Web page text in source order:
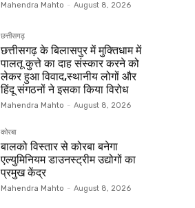
Mahendra Mahto - August 8, 2026
छत्तीसगढ़
छत्तीसगढ़ के बिलासपुर में मुक्तिधाम में
पालतू कुत्ते का दाह संस्कार करने को
लेकर हुआ विवाद,स्थानीय लोगों और
हिंदू संगठनों ने इसका किया विरोध
Mahendra Mahto - August 8, 2026
कोरबा
बालको विस्तार से कोरबा बनेगा
एल्युमिनियम डाउनस्ट्रीम उद्योगों का
प्रमुख केंद्र
Mahendra Mahto - August 8, 2026